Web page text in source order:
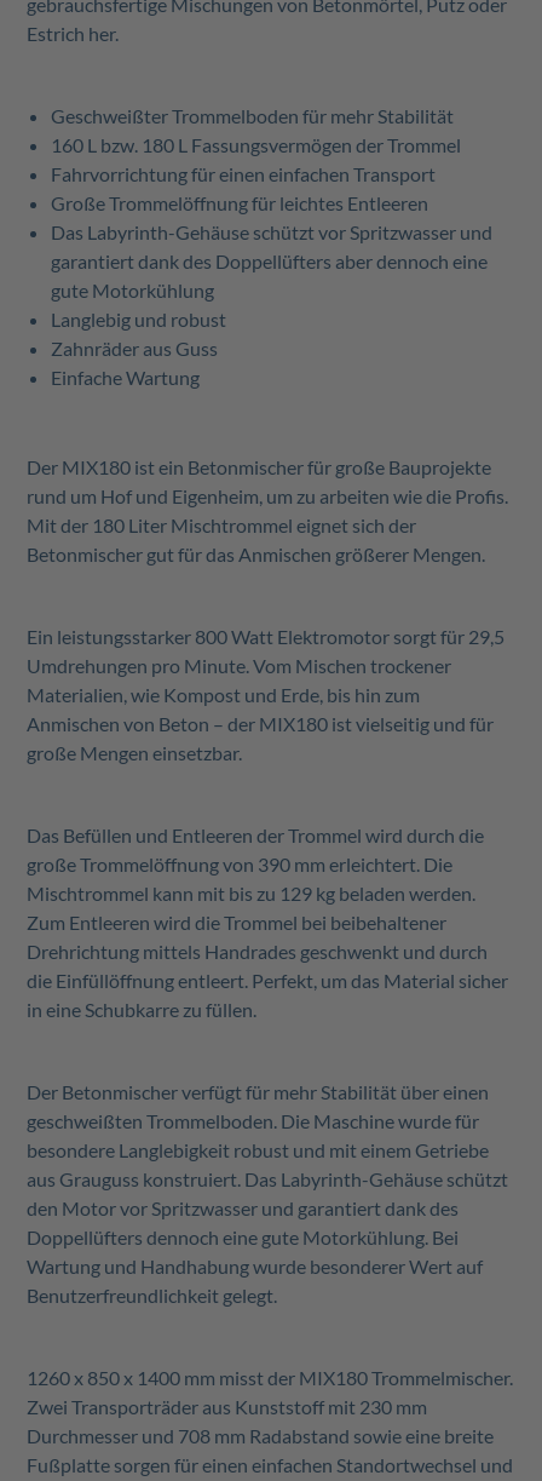
Estrich her.
Geschweißter Trommelboden für mehr Stabilität
160 L bzw. 180 L Fassungsvermögen der Trommel
Fahrvorrichtung für einen einfachen Transport
Große Trommelöffnung für leichtes Entleeren
Das Labyrinth-Gehäuse schützt vor Spritzwasser und
garantiert dank des Doppellüfters aber dennoch eine
gute Motorkühlung
Langlebig und robust
Zahnräder aus Guss
Einfache Wartung
Der MIX180 ist ein Betonmischer für große Bauprojekte
rund um Hof und Eigenheim, um zu arbeiten wie die Profis.
Mit der 180 Liter Mischtrommel eignet sich der
Betonmischer gut für das Anmischen größerer Mengen.
Ein leistungsstarker 800 Watt Elektromotor sorgt für 29,5
Umdrehungen pro Minute. Vom Mischen trockener
Materialien, wie Kompost und Erde, bis hin zum
Anmischen von Beton – der MIX180 ist vielseitig und für
große Mengen einsetzbar.
Das Befüllen und Entleeren der Trommel wird durch die
große Trommelöffnung von 390 mm erleichtert. Die
Mischtrommel kann mit bis zu 129 kg beladen werden.
Zum Entleeren wird die Trommel bei beibehaltener
Drehrichtung mittels Handrades geschwenkt und durch
die Einfüllöffnung entleert. Perfekt, um das Material sicher
in eine Schubkarre zu füllen.
Der Betonmischer verfügt für mehr Stabilität über einen
geschweißten Trommelboden. Die Maschine wurde für
besondere Langlebigkeit robust und mit einem Getriebe
aus Grauguss konstruiert. Das Labyrinth-Gehäuse schützt
den Motor vor Spritzwasser und garantiert dank des
Doppellüfters dennoch eine gute Motorkühlung. Bei
Wartung und Handhabung wurde besonderer Wert auf
Benutzerfreundlichkeit gelegt.
1260 x 850 x 1400 mm misst der MIX180 Trommelmischer.
Zwei Transporträder aus Kunststoff mit 230 mm
Durchmesser und 708 mm Radabstand sowie eine breite
Fußplatte sorgen für einen einfachen Standortwechsel und